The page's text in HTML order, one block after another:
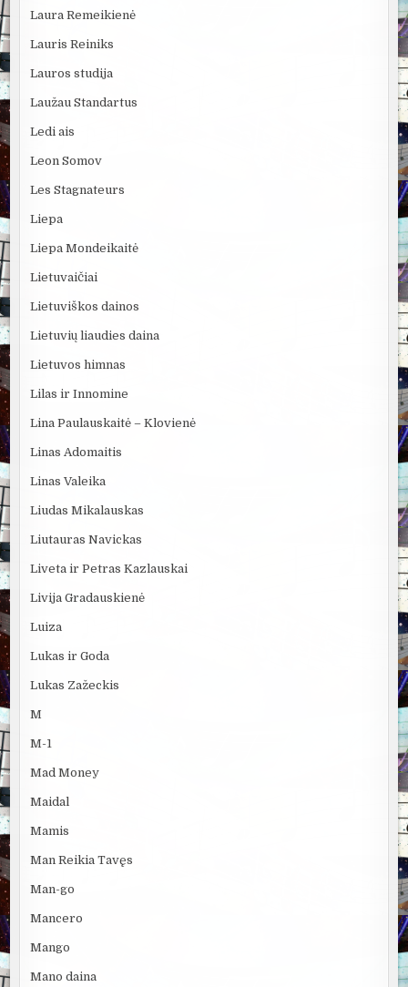
Laura Remeikienė
Lauris Reiniks
Lauros studija
Laužau Standartus
Ledi ais
Leon Somov
Les Stagnateurs
Liepa
Liepa Mondeikaitė
Lietuvaičiai
Lietuviškos dainos
Lietuvių liaudies daina
Lietuvos himnas
Lilas ir Innomine
Lina Paulauskaitė – Klovienė
Linas Adomaitis
Linas Valeika
Liudas Mikalauskas
Liutauras Navickas
Liveta ir Petras Kazlauskai
Livija Gradauskienė
Luiza
Lukas ir Goda
Lukas Zažeckis
M
M-1
Mad Money
Maidal
Mamis
Man Reikia Tavęs
Man-go
Mancero
Mango
Mano daina